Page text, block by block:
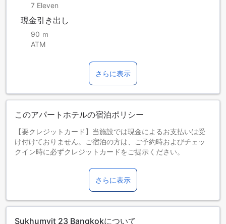
7 Eleven
現金引き出し
90 ｍ
ATM
さらに表示
このアパートホテルの宿泊ポリシー
【要クレジットカード】当施設では現金によるお支払いは受
け付けておりません。ご宿泊の方は、ご予約時およびチェッ
クイン時に必ずクレジットカードをご提示ください。
添い寝の場合は宿泊無料です。＜ご注意＞ベビーベッドのご
利用には追加料金が発生する場合があります。また、利用可
否は空き状況によります。
添い寝の場合は宿泊無料です。
さらに表示
Sukhumvit 23 Bangkokについて